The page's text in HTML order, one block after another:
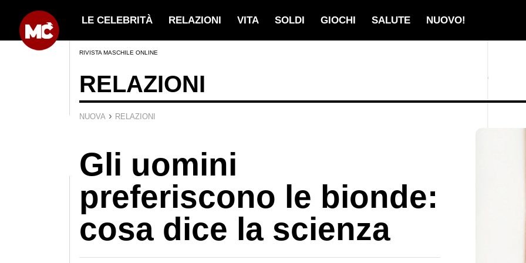
LE CELEBRITÀ RELAZIONI VITA SOLDI GIOCHI SALUTE NUOVO!
RIVISTA MASCHILE ONLINE
RELAZIONI
NUOVA › RELAZIONI
Gli uomini
preferiscono le bionde:
cosa dice la scienza